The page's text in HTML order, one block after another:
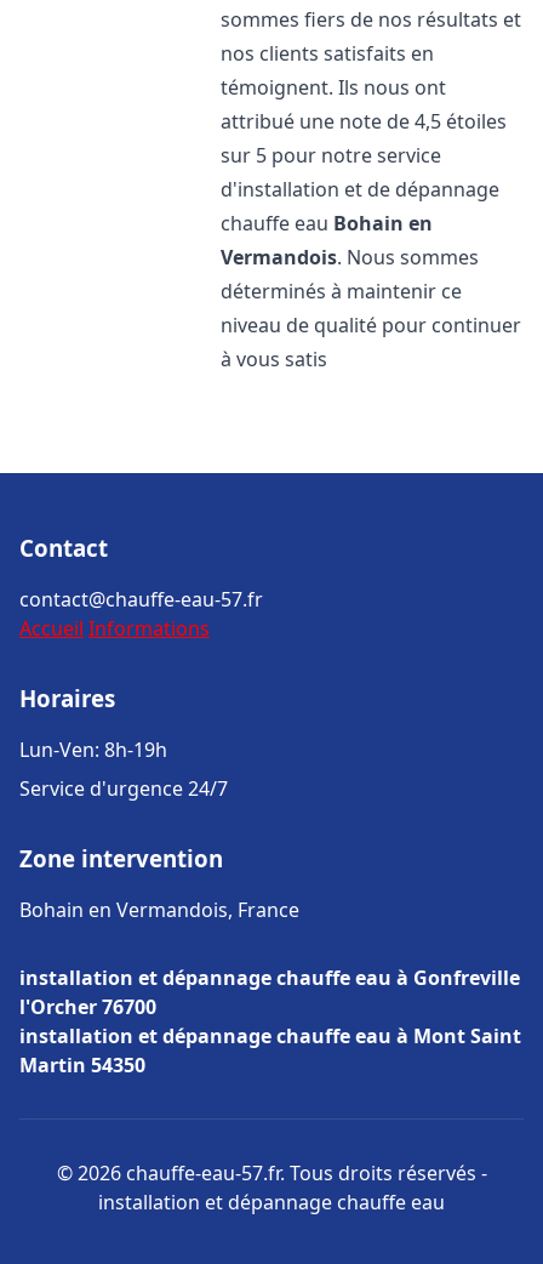
sommes fiers de nos résultats et
nos clients satisfaits en
témoignent. Ils nous ont
attribué une note de 4,5 étoiles
sur 5 pour notre service
d'installation et de dépannage
chauffe eau Bohain en
Vermandois. Nous sommes
déterminés à maintenir ce
niveau de qualité pour continuer
à vous satis
Contact
contact@chauffe-eau-57.fr
Accueil Informations
Horaires
Lun-Ven: 8h-19h
Service d'urgence 24/7
Zone intervention
Bohain en Vermandois, France
installation et dépannage chauffe eau à Gonfreville
l'Orcher 76700
installation et dépannage chauffe eau à Mont Saint
Martin 54350
© 2026 chauffe-eau-57.fr. Tous droits réservés -
installation et dépannage chauffe eau